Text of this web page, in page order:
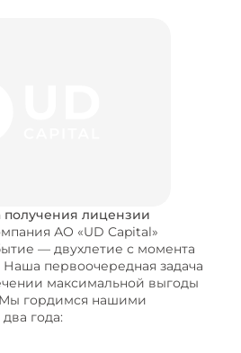
получения лицензии
АО «UD Capital»
— двухлетие с момента
первоочередная задача
максимальной выгоды
гордимся нашими
года: